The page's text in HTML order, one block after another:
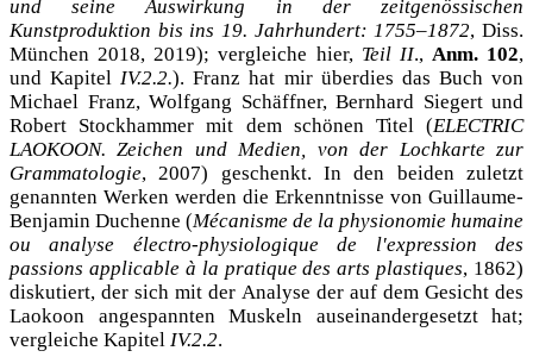
und seine Auswirkung in der zeitgenössischen
Kunstproduktion bis ins 19. Jahrhundert: 1755–1872, Diss.
München 2018, 2019); vergleiche hier, Teil II., Anm. 102,
und KapitelIV.2.2.). Franz hat mir überdies das Buch von
Michael Franz, Wolfgang Schäffner, Bernhard Siegert und
Robert Stockhammer mit dem schönen Titel (ELECTRIC
LAOKOON. Zeichen und Medien, von der Lochkarte zur
Grammatologie, 2007) geschenkt. In den beiden zuletzt
genannten Werken werden die Erkenntnisse von Guillaume-
Benjamin Duchenne (Mécanisme de la physionomie humaine
ou analyse électro-physiologique de l'expression des
passions applicable à la pratique des arts plastiques, 1862)
diskutiert, der sich mit der Analyse der auf dem Gesicht des
Laokoon angespannten Muskeln auseinandergesetzt hat;
vergleiche Kapitel IV.2.2.